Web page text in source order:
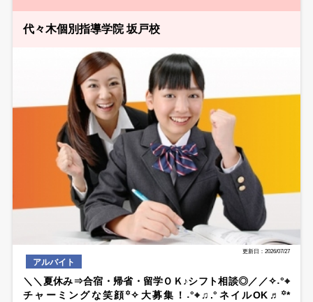
代々木個別指導学院 坂戸校
更新日：2026/07/27
アルバイト
＼＼夏休み⇒合宿・帰省・留学ＯＫ♪シフト相談◎／／✧˖°⌖
チャーミングな笑顔꙳✧大募集！˖°⌖♫.°ネイルOK♬꙳*